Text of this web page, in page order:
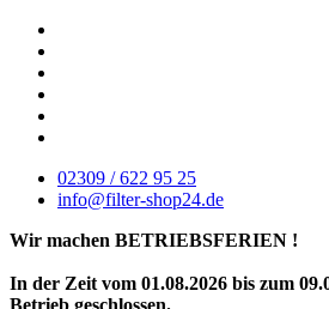
02309 / 622 95 25
info@filter-shop24.de
Wir machen BETRIEBSFERIEN !
In der Zeit vom 01.08.2026 bis zum
Betrieb geschlossen.